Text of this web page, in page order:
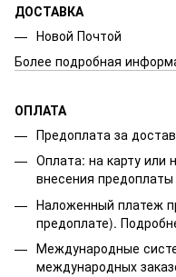
ДОСТАВКА
Новой Почтой
Более подробная
ОПЛАТА
Предоплата за
Оплата: на карту
внесения предоплаты
Наложенный платеж
предоплате).
Международные
международных